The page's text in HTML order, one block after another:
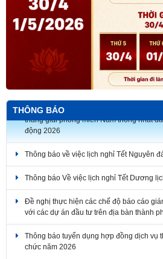
THÔNG BÁO
Thông báo về thời gian nghỉ lễ Giỗ Tổ
thắng giải phóng miền Nam thống nhất
động 2026
với các dự án đầu tư trên địa bàn thành
chức năm 2026